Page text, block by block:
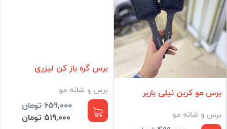
برس مو کربن نیلی باربر
برس و شانه مو
برس گره باز کن لیزری
برس و شانه مو
659,000 تومان
519,000 تومان